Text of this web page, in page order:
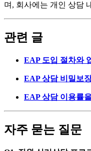
며, 회사에는 개인 상담
관련 글
EAP 도입 절차와
EAP 상담 비밀보
EAP 상담 이용률
자주 묻는 질문